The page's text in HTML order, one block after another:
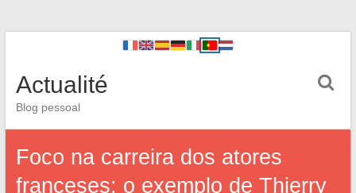
Actualité
Blog pessoal
Foco na carreira dos atores
franceses: o exemplo de Thierry